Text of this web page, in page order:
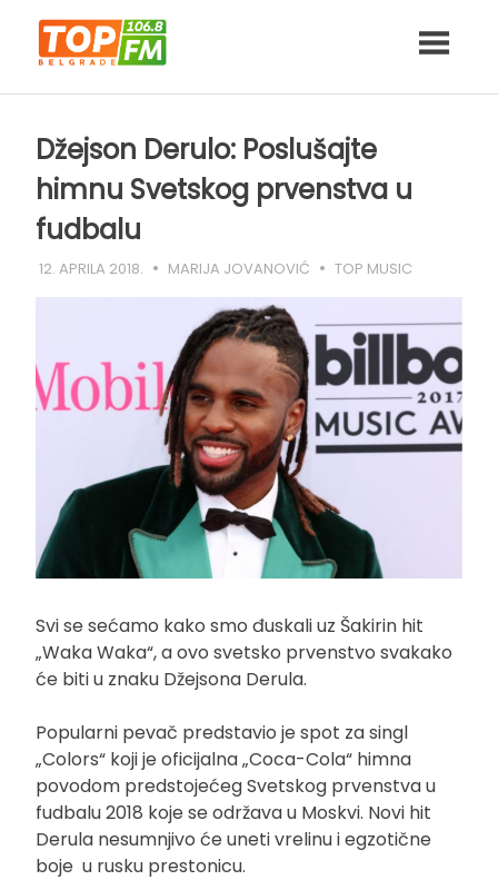
content
Džejson Derulo: Poslušajte
himnu Svetskog prvenstva u
fudbalu
12. APRILA 2018. MARIJA JOVANOVIĆ TOP MUSIC
Svi se sećamo kako smo đuskali uz Šakirin hit
„Waka Waka“, a ovo svetsko prvenstvo svakako
će biti u znaku Džejsona Derula.
Popularni pevač predstavio je spot za singl
„Colors“ koji je oficijalna „Coca-Cola“ himna
povodom predstojećeg Svetskog prvenstva u
fudbalu 2018 koje se održava u Moskvi. Novi hit
Derula nesumnjivo će uneti vrelinu i egzotične
boje u rusku prestonicu.